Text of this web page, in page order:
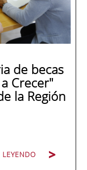
Unidos
de becas
Crecer"
la Región
LEYENDO